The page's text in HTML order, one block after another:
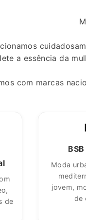
a essência da
com marcas
de
Moda
jovem,
de